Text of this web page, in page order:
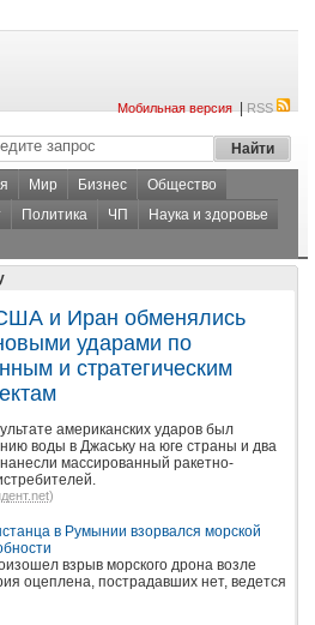
Мобильная версия|RSS
Мир Бизнес
Общество
Политика ЧП
Наука и здоровье
и Иран обменялись
ударами по
и стратегическим
американских ударов был
воды в Джаську на юге страны и два
массированный ракетно-
)
в Румынии взорвался морской
взрыв морского дрона возле
оцеплена, пострадавших нет, ведется